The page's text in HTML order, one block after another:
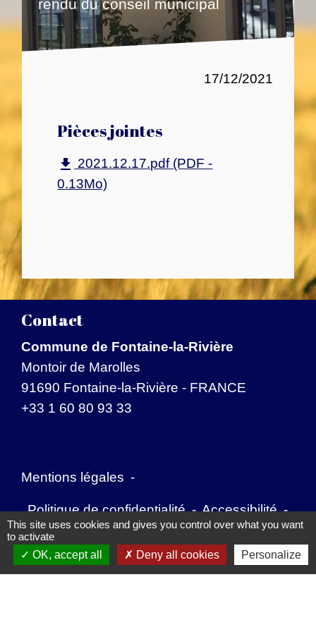
rendu du conseil municipal
17/12/2021
Pièces jointes
file_download 2021.12.17.pdf (PDF -
0.13Mo)
Contact
Commune de Fontaine-la-Rivière
Montoir de Marolles
91690 Fontaine-la-Rivière - FRANCE
+33 1 60 80 93 33
Mentions légales -
Politique de confidentialité - Accessibilité -
Application mobile Localiti - Plan du site -
Gestion des cookies
This site uses cookies and gives you control over what you want
to activate
OK, accept all
Deny all cookies Personalize